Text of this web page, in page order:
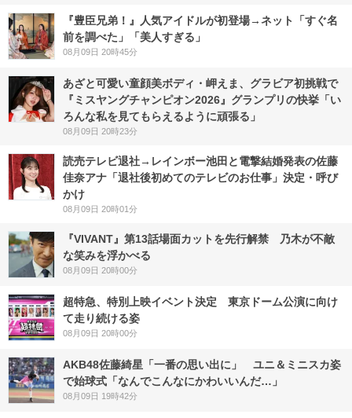
『豊臣兄弟！』人気アイドルが初登場→ネット「すぐ名
前を調べた」「美人すぎる」
08月09日 20時45分
あざと可愛い童顔美ボディ・岬えま、グラビア初挑戦で
『ミスヤングチャンピオン2026』グランプリの快挙「い
ろんな私を見てもらえるように頑張る」
08月09日 20時23分
読売テレビ退社→レインボー池田と電撃結婚発表の佐藤
佳奈アナ「退社後初めてのテレビのお仕事」決定・呼び
かけ
08月09日 20時01分
『VIVANT』第13話場面カットを先行解禁 乃木が不敵
な笑みを浮かべる
08月09日 20時00分
超特急、特別上映イベント決定 東京ドーム公演に向け
て走り続ける姿
08月09日 20時00分
AKB48佐藤綺星「一番の思い出に」 ユニ＆ミニスカ姿
で始球式「なんでこんなにかわいいんだ…」
08月09日 19時42分